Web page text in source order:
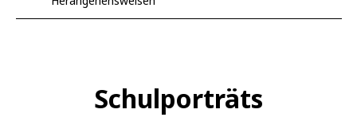
Schulporträts